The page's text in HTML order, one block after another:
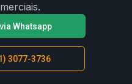
Whatsapp
3077-3736